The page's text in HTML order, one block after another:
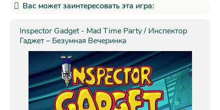
Вас может заинтересовать эта игра:
Inspector Gadget - Mad Time Party / Инспектор
Гаджет – Безумная Вечеринка